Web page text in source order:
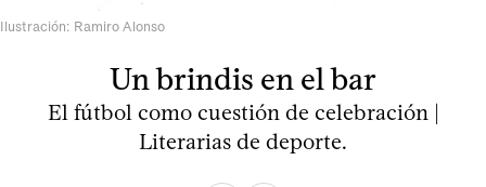
Ilustración: Ramiro Alonso
Un brindis en el bar
El fútbol como cuestión de celebración |
Literarias de deporte.